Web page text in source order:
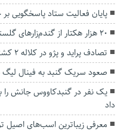
پایان فعالیت ستاد پاسخگویی بر خط
۲۰ هزار هکتار از گندم‌زارهای گلستان درگیر آفت سوسک سیاه شد
تصادف پراید و پژو در کلاله ۲ کشته برجا گذاشت
صعود سریک گنبد به فینال لیگ
یک نفر در گنبدکاووس جانش را
داد
معرفی زیباترین اسب‌های اصیل